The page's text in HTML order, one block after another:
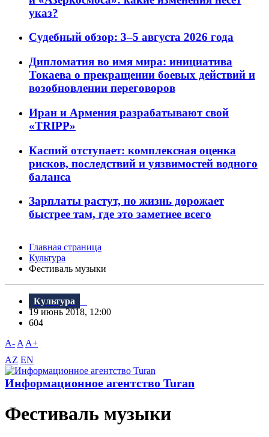
указ?
Судебный обзор: 3–5 августа 2026 года
Дипломатия во имя мира: инициатива
Токаева о прекращении боевых действий и
возобновлении переговоров
Иран и Армения разрабатывают свой
«TRIPP»
Каспий отступает: комплексная оценка
рисков, последствий и уязвимостей водного
баланса
Зарплаты растут, но жизнь дорожает
быстрее там, где это заметнее всего
Главная страница
Культура
Фестиваль музыки
Культура
19 июнь 2018, 12:00
604
A- A A+
AZ EN
Информационное агентство Turan
Фестиваль музыки